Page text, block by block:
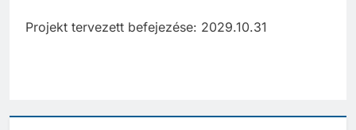
Projekt tervezett befejezése: 2029.10.31